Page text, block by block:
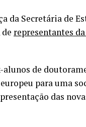
da Secretária de
representantes
de
para uma
das